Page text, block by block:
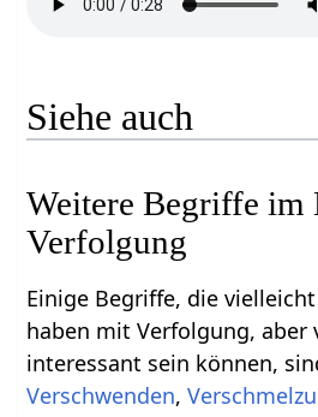
Siehe auch
Weitere Begriffe
Einige Begriffe, die
haben mit Verfolgung‏‎, aber vielleicht doch
interessant sein können,
,